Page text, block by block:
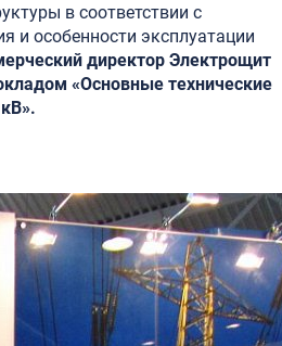
в соответствии с
и особенности эксплуатации
директор Электрощит
«Основные технические